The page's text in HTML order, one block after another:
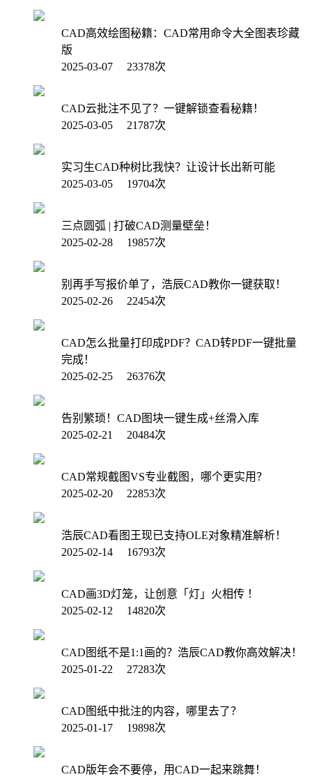
CAD高效绘图秘籍：CAD常用命令大全图表珍藏
版
2025-03-07 23378次
CAD云批注不见了？一键解锁查看秘籍！
2025-03-05 21787次
实习生CAD种树比我快？让设计长出新可能
2025-03-05 19704次
三点圆弧 | 打破CAD测量壁垒！
2025-02-28 19857次
别再手写报价单了，浩辰CAD教你一键获取！
2025-02-26 22454次
CAD怎么批量打印成PDF？CAD转PDF一键批量
完成！
2025-02-25 26376次
告别繁琐！CAD图块一键生成+丝滑入库
2025-02-21 20484次
CAD常规截图VS专业截图，哪个更实用？
2025-02-20 22853次
浩辰CAD看图王现已支持OLE对象精准解析！
2025-02-14 16793次
CAD画3D灯笼，让创意「灯」火相传 ！
2025-02-12 14820次
CAD图纸不是1:1画的？浩辰CAD教你高效解决！
2025-01-22 27283次
CAD图纸中批注的内容，哪里去了？
2025-01-17 19898次
CAD版年会不要停，用CAD一起来跳舞！